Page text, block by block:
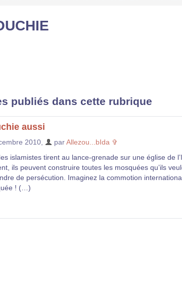
publiés dans cette rubrique
aussi
2010 parAllezou...bIda ✞
islamistes tirent au lance-grenade sur une église de
ils peuvent construire toutes les mosquées qu’ils
de persécution. Imaginez la commotion
! (…)